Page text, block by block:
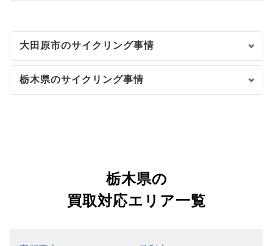
大田原市のサイクリング事情
栃木県のサイクリング事情
栃木県の
買取対応エリア一覧